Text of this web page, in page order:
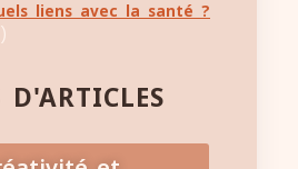
liens avec la santé ?
D'ARTICLES